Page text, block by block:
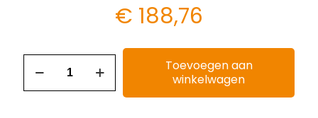
€ 188,76
Toevoegen aan
winkelwagen